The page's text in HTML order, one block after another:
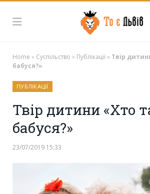
Home » Суспільство » Публікації» Твір
бабуся?»
ПУБЛІКАЦІЇ
Твір дитини «Хто
бабуся?»
23/07/2019 15:33